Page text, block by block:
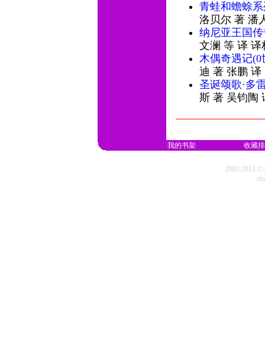
青蛙和蟾蜍
洛贝尔 著 潘
纳尼亚王国
文澜 等 译 译
木偶奇遇记
迪 著 张鹏 译
圣诞颂歌·多
斯 著 吴钧陶
我的书架 收藏
2002-2013